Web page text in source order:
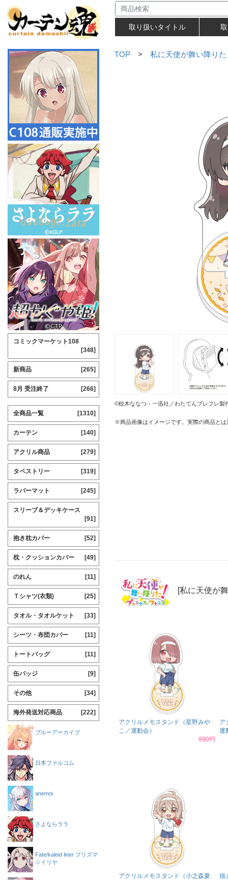
取り扱いタイトル
TOP > 私に天使が舞い降り
©椋木ななつ・一迅社／わたてんプレフレ製
※商品画像はイメージです。実際の商品と
[私に天使が
アクリルメモスタンド（星野みや
こ／運動会）
990円
ア
運
アクリルメモスタンド（小之森夏
描
コミックマーケット108
[348]
新商品 [265]
8月 受注終了 [266]
全商品一覧 [1310]
カーテン [140]
アクリル商品 [279]
タペストリー [319]
ラバーマット [245]
スリーブ＆デッキケース
[91]
抱き枕カバー [52]
枕・クッションカバー [49]
のれん [11]
Ｔシャツ(衣類) [25]
タオル・タオルケット [33]
シーツ・布団カバー [11]
トートバッグ [11]
缶バッジ [9]
その他 [34]
海外発送対応商品 [222]
ブルーアーカイブ
日本ファルコム
anemoi
さよならララ
Fate/kaleid liner プリズマ
☆イリヤ